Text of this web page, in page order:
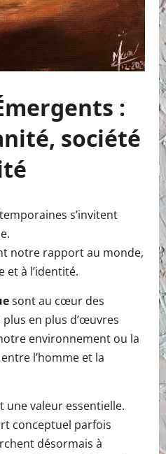
:
société
s’invitent
notre rapport au monde,
et à l’identité.
sont au cœur des
en plus d’œuvres
environnement ou la
l’homme et la
une valeur essentielle.
conceptuel parfois
désormais à